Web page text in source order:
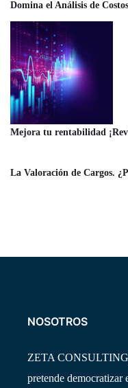
Domina el Análisis de
Mejora tu rentabilidad
La Valoración de Cargos.
NOSOTROS
ZETA
pretende democratizar